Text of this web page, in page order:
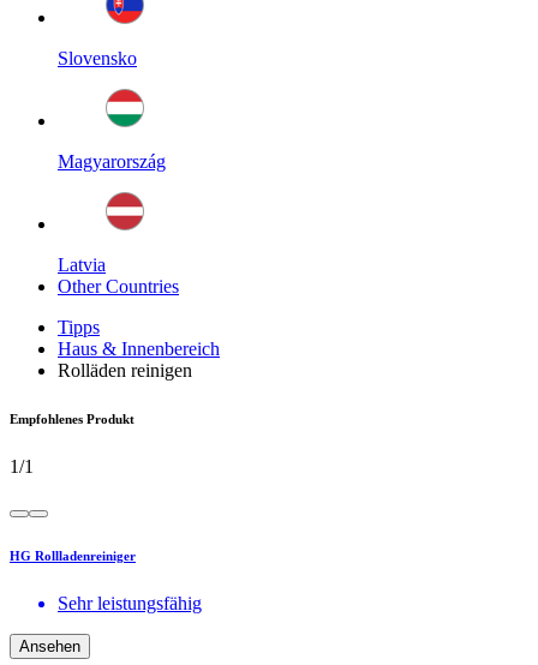
Slovensko
Magyarország
Latvia
Other Countries
Tipps
Haus & Innenbereich
Rolläden reinigen
Empfohlenes Produkt
1/1
HG Rollladenreiniger
Sehr leistungsfähig
Ansehen